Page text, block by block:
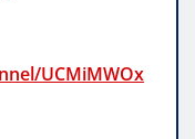
UCMiMWOx